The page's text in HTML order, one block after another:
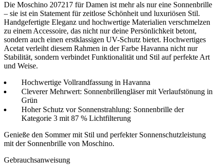
Die Moschino 207217 für Damen ist mehr als nur eine Sonnenbrille
– sie ist ein Statement für zeitlose Schönheit und luxuriösen Stil.
Handgefertigte Eleganz und hochwertige Materialien verschmelzen
zu einem Accessoire, das nicht nur deine Persönlichkeit betont,
sondern auch einen erstklassigen UV-Schutz bietet. Hochwertiges
Acetat verleiht diesem Rahmen in der Farbe Havanna nicht nur
Stabilität, sondern verbindet Funktionalität und Stil auf perfekte Art
und Weise.
Hochwertige Vollrandfassung in Havanna
Cleverer Mehrwert: Sonnenbrillengläser mit Verlaufstönung in
Grün
Hoher Schutz vor Sonnenstrahlung: Sonnenbrille der
Kategorie 3 mit 87 % Lichtfilterung
Genieße den Sommer mit Stil und perfekter Sonnenschutzleistung
mit der Sonnenbrille von Moschino.
Gebrauchsanweisung